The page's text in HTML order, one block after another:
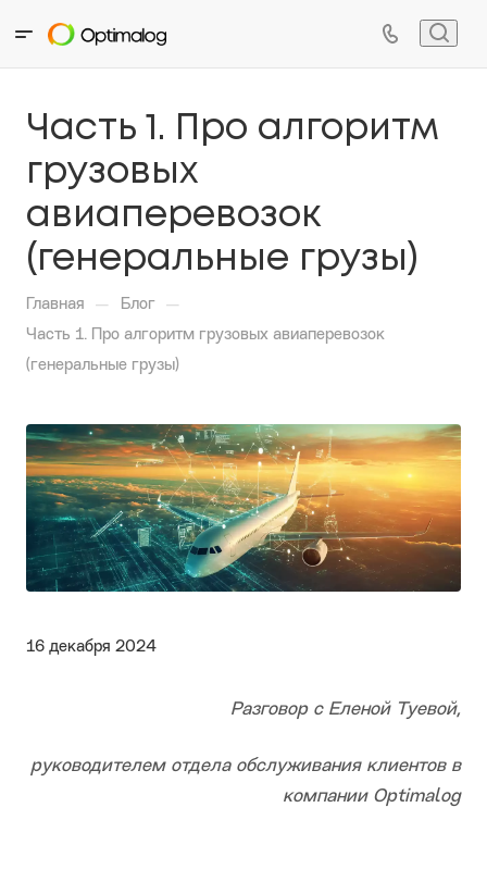
Часть 1. Про алгоритм
грузовых
авиаперевозок
(генеральные грузы)
Главная — Блог —
Часть 1. Про алгоритм грузовых авиаперевозок
(генеральные грузы)
16 декабря 2024
Разговор с Еленой Туевой,
руководителем отдела обслуживания клиентов в
компании Optimalog